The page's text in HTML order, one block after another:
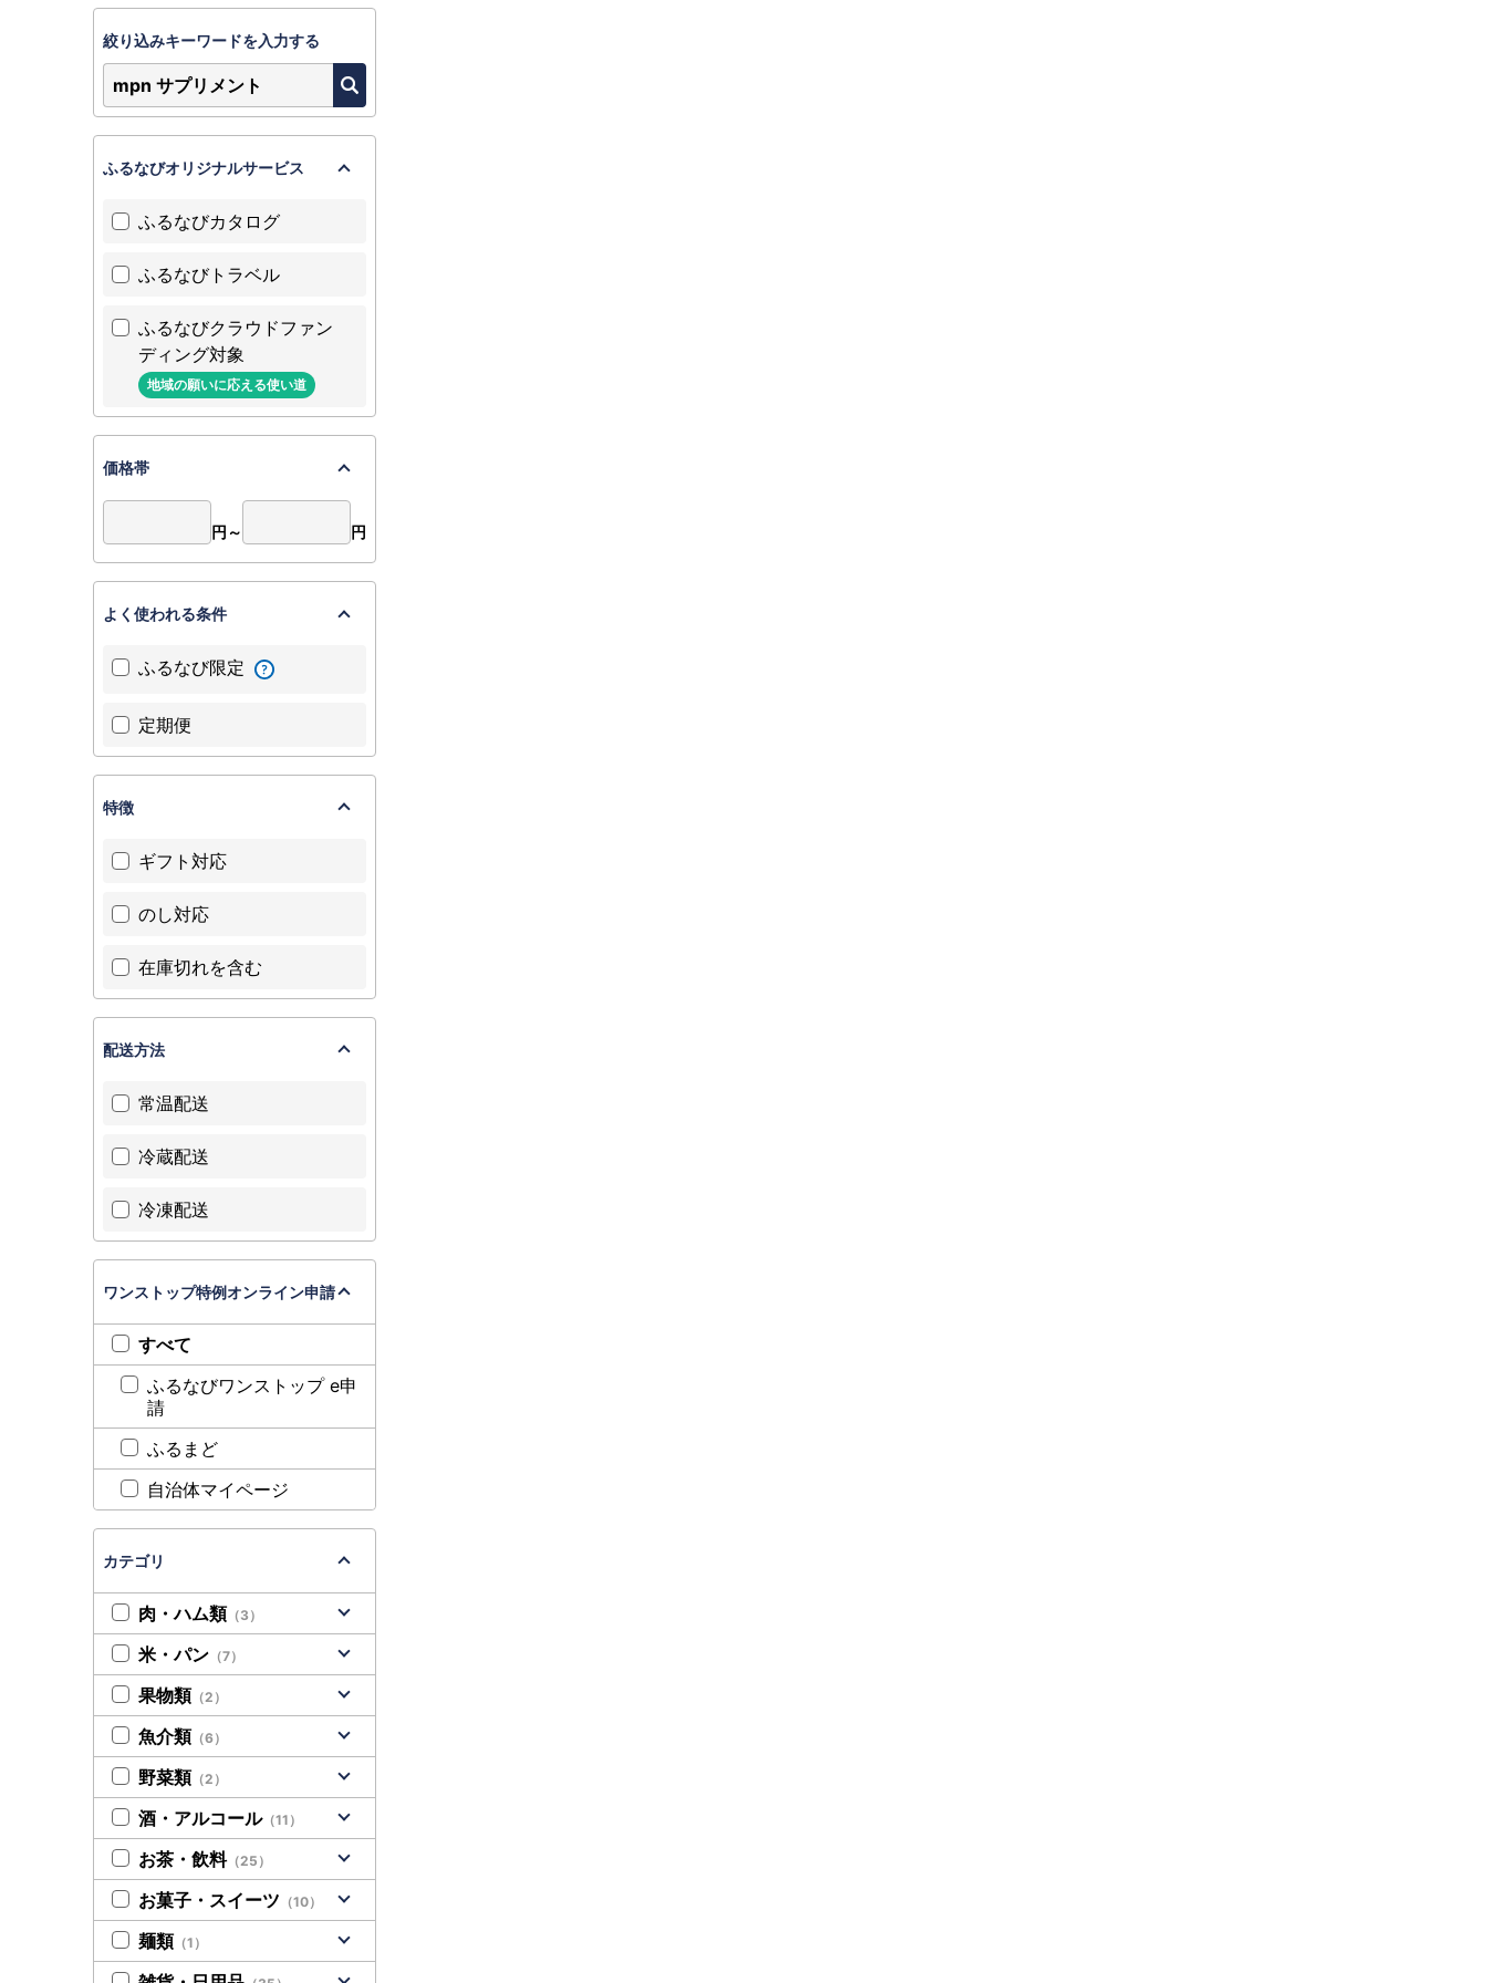
絞り込みキーワードを入力する
ふるなびオリジナルサービス
ふるなびカタログ
ふるなびトラベル
ふるなびクラウドファン
ディング対象
地域の願いに応える使い道
価格帯
円～ 円
よく使われる条件
ふるなび限定
定期便
特徴
ギフト対応
のし対応
在庫切れを含む
配送方法
常温配送
冷蔵配送
冷凍配送
ワンストップ特例オンライン申請
すべて
ふるなびワンストップ e申
請
ふるまど
自治体マイページ
カテゴリ
肉・ハム類 （3）
米・パン （7）
果物類 （2）
魚介類 （6）
野菜類 （2）
酒・アルコール（11）
お茶・飲料（25）
お菓子・スイーツ （10）
麺類 （1）